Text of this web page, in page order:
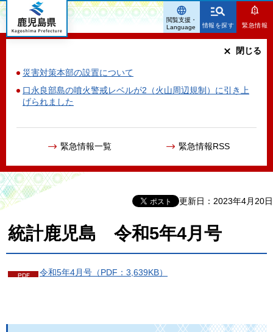
鹿児島県
情報を探す 緊急情報
災害対策本部の設置について
口永良部島の噴火警戒レベルが2（火山周辺規制）に引き上
げられました
緊急情報一覧 緊急情報RSS
閉じる
閲覧支援・
Language
更新日：2023年4月20日
統計鹿児島 令和5年4月号
令和5年4月号（PDF：3,639KB）